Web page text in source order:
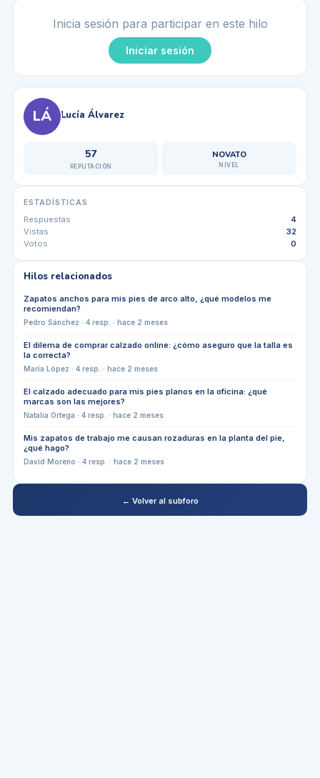
Inicia sesión para participar en este hilo
Iniciar sesión
LÁ Lucía Álvarez
57
REPUTACIÓN
NOVATO
NIVEL
ESTADÍSTICAS
Respuestas
4
Vistas
32
Votos
0
Hilos relacionados
Zapatos anchos para mis pies de arco alto, ¿qué modelos me
recomiendan?
Pedro Sánchez · 4resp. · hace 2 meses
El dilema de comprar calzado online: ¿cómo aseguro que la talla es
la correcta?
María López · 4resp. · hace 2 meses
El calzado adecuado para mis pies planos en la oficina: ¿qué
marcas son las mejores?
Natalia Ortega · 4resp. · hace 2 meses
Mis zapatos de trabajo me causan rozaduras en la planta del pie,
¿qué hago?
David Moreno · 4resp. · hace 2 meses
← Volver al subforo